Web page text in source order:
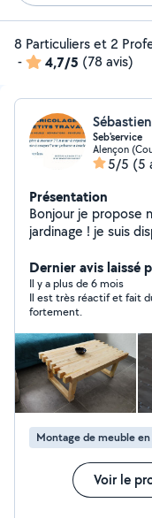
8 Particuliers et 2
-
4,7/5 (78 avis)
Seb'service
Alençon
5/5 (5
Présentation
Bonjour je propose
jardinage ! je suis
ect... je peux me
autour d'Alençon
Dernier avis laissé
Il y a plus de 6 mois
Il est très réactif et fait
fortement.
Montage de meuble
Voir le